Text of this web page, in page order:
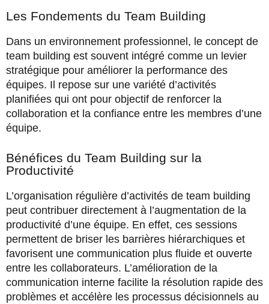
Les Fondements du Team Building
Dans un environnement professionnel, le concept de
team building est souvent intégré comme un levier
stratégique pour améliorer la performance des
équipes. Il repose sur une variété d’activités
planifiées qui ont pour objectif de renforcer la
collaboration et la confiance entre les membres d’une
équipe.
Bénéfices du Team Building sur la
Productivité
L’organisation régulière d’activités de team building
peut contribuer directement à l’augmentation de la
productivité d’une équipe. En effet, ces sessions
permettent de briser les barrières hiérarchiques et
favorisent une communication plus fluide et ouverte
entre les collaborateurs. L’amélioration de la
communication interne facilite la résolution rapide des
problèmes et accélère les processus décisionnels au